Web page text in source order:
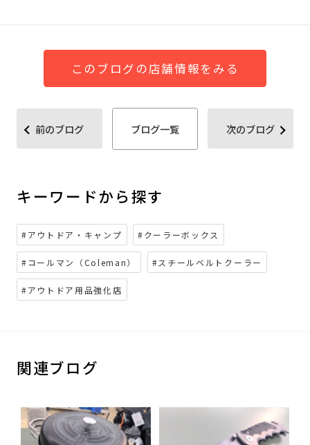
このブログの店舗情報をみる
前のブログ ブログ一覧 次のブログ
キーワードから探す
#アウトドア・キャンプ #クーラーボックス
#コールマン（Coleman） #スチールベルトクーラー
#アウトドア用品強化店
関連ブログ